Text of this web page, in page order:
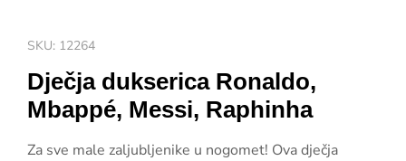
SKU: 12264
Dječja dukserica Ronaldo,
Mbappé, Messi, Raphinha
Za sve male zaljubljenike u nogomet! Ova dječja